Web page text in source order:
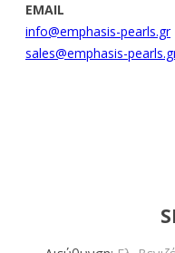
EMAIL
info@emphasis-pearls.gr
sales@emphasis-